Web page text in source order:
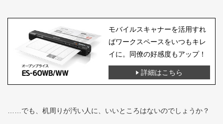
モバイルスキャナーを活用すれ
ばワークスペースをいつもキレ
イに。同僚の好感度もアップ！
詳細はこちら
……でも、机周りが汚い人に、いいところはないのでしょうか？